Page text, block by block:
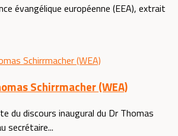
évangélique européenne (EEA), extrait
Schirrmacher (WEA)
du discours inaugural du Dr Thomas
secrétaire...